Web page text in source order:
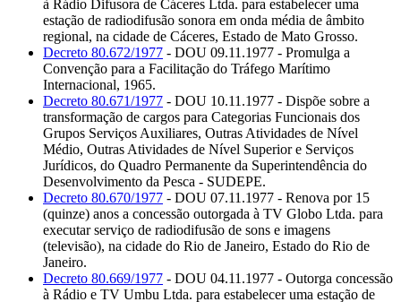
à Rádio Difusora de Cáceres Ltda. para estabelecer uma
estação de radiodifusão sonora em onda média de âmbito
regional, na cidade de Cáceres, Estado de Mato Grosso.
Decreto 80.672/1977 - DOU 09.11.1977 - Promulga a
Convenção para a Facilitação do Tráfego Marítimo
Internacional, 1965.
Decreto 80.671/1977 - DOU 10.11.1977 - Dispõe sobre a
transformação de cargos para Categorias Funcionais dos
Grupos Serviços Auxiliares, Outras Atividades de Nível
Médio, Outras Atividades de Nível Superior e Serviços
Jurídicos, do Quadro Permanente da Superintendência do
Desenvolvimento da Pesca - SUDEPE.
Decreto 80.670/1977 - DOU 07.11.1977 - Renova por 15
(quinze) anos a concessão outorgada à TV Globo Ltda. para
executar serviço de radiodifusão de sons e imagens
(televisão), na cidade do Rio de Janeiro, Estado do Rio de
Janeiro.
Decreto 80.669/1977 - DOU 04.11.1977 - Outorga concessão
à Rádio e TV Umbu Ltda. para estabelecer uma estação de